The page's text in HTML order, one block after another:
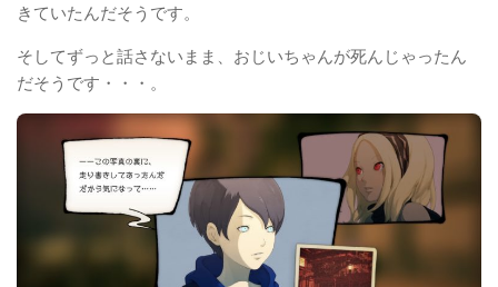
きていたんだそうです。
そしてずっと話さないまま、おじいちゃんが死んじゃったん
だそうです・・・。